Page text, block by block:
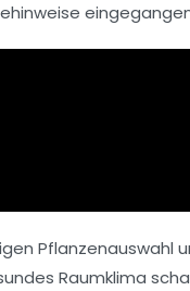
Pflanzenauswahl
Raumklima